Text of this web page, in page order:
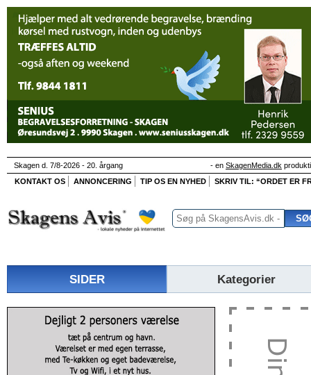
Skagen d. 7/8-2026 - 20. årgang - en SkagenMedia.dk
KONTAKT OS
ANNONCERING TIP OS EN NYHED SKRIV TIL: “ORDET ER
SIDER Kategorier